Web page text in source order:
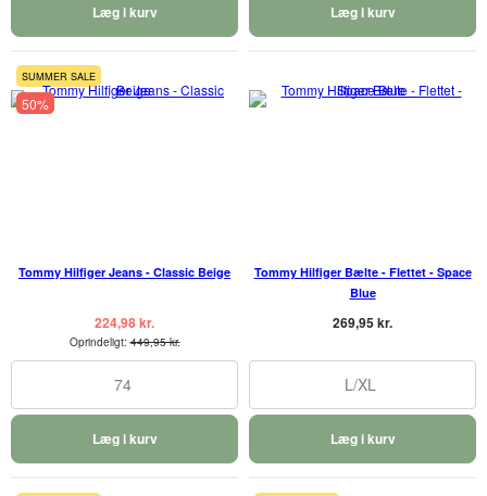
Læg i kurv Læg i kurv
SUMMER SALE
50%
Tommy Hilfiger Jeans - Classic Beige
224,98 kr.
Oprindeligt:449,95 kr.
74
Læg i kurv
Tommy Hilfiger Bælte - Flettet - Space
Blue
269,95 kr.
L/XL
Læg i kurv